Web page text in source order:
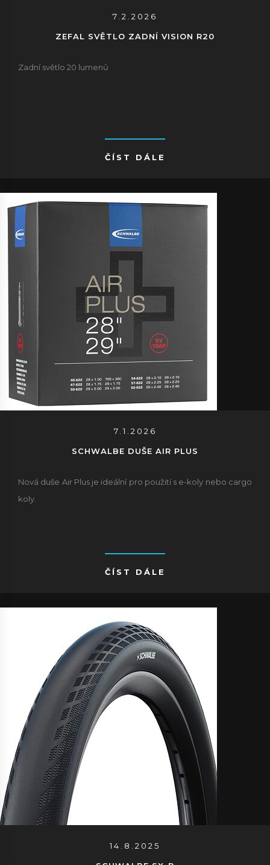
7.2.2026
ZEFAL SVĚTLO ZADNÍ VISION R20
Zadní světlo 20 lumenů
ČÍST DÁLE
7.1.2026
SCHWALBE DUŠE AIR PLUS
Nová duše Air Plus je ideální pro použití s ​​e-koly nebo cargo
koly.
ČÍST DÁLE
14.8.2025